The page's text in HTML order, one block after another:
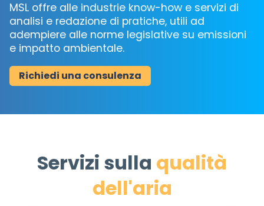
MSL offre alle industrie know-how e servizi di
analisi e redazione di pratiche, utili ad
adempiere alle norme legislative su emissioni
e impatto ambientale.
Richiedi una consulenza
Servizi sulla qualità
dell'aria